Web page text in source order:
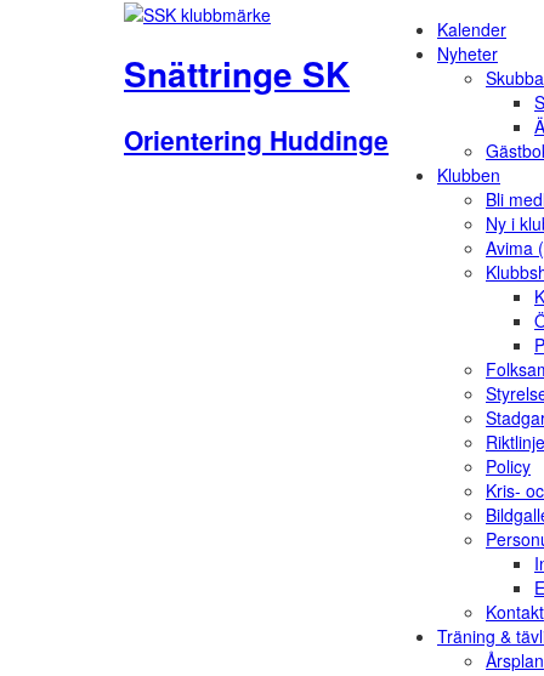
Snättringe SK
Orientering Huddinge
Kalender
Nyheter
Klubben
Bli
Ny i
Avima
Policy
Kris-
Kontakt
Träning &
Årsplan